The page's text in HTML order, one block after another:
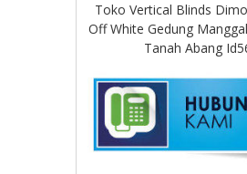
Toko Vertical Blinds
Off White Gedung
Tanah Abang